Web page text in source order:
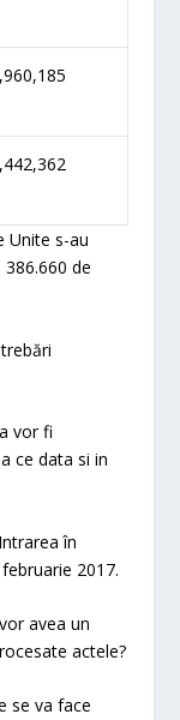
Unite s-au
de
vor fi
ce data si in
Intrarea în
2017.
avea un
actele?
se va face